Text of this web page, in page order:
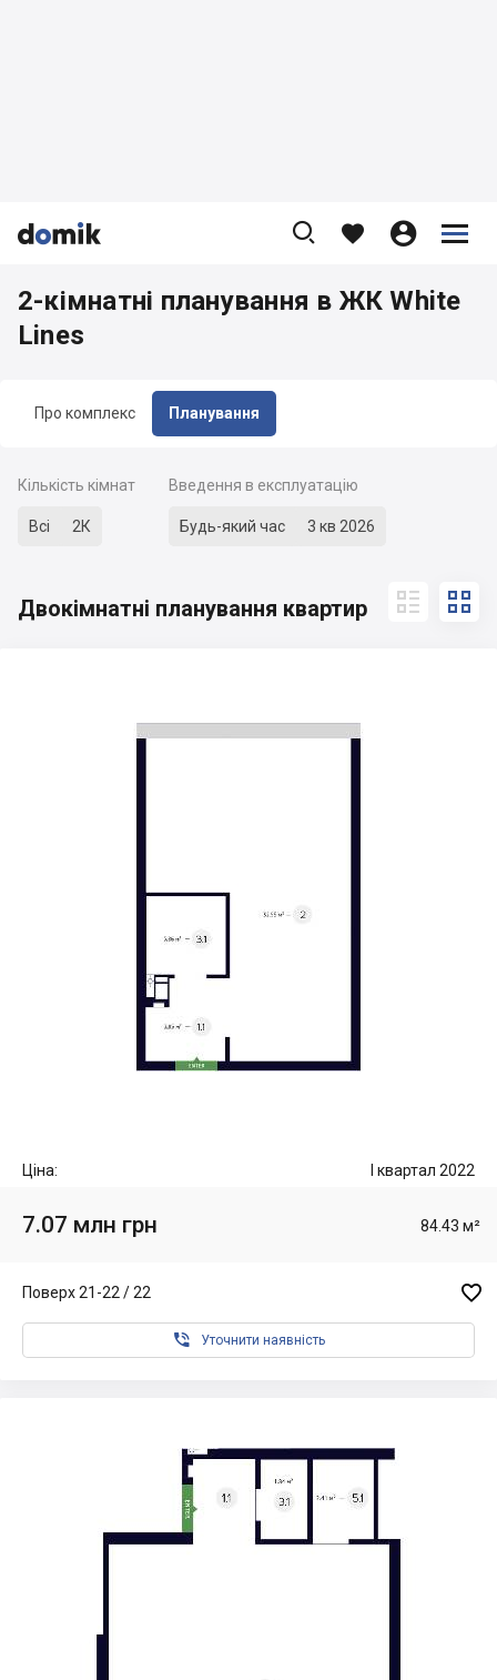


    


Про комплекс Планування
2-кімнатні планування в ЖК White
Lines
Кількість кімнат
Всі 2К
Введення в експлуатацію
Будь-який час 3 кв 2026
Двокімнатні планування квартир  
Ціна: I квартал 2022
7.07 млн грн 84.43 м²
Поверх 21-22 / 22 
 Уточнити наявність